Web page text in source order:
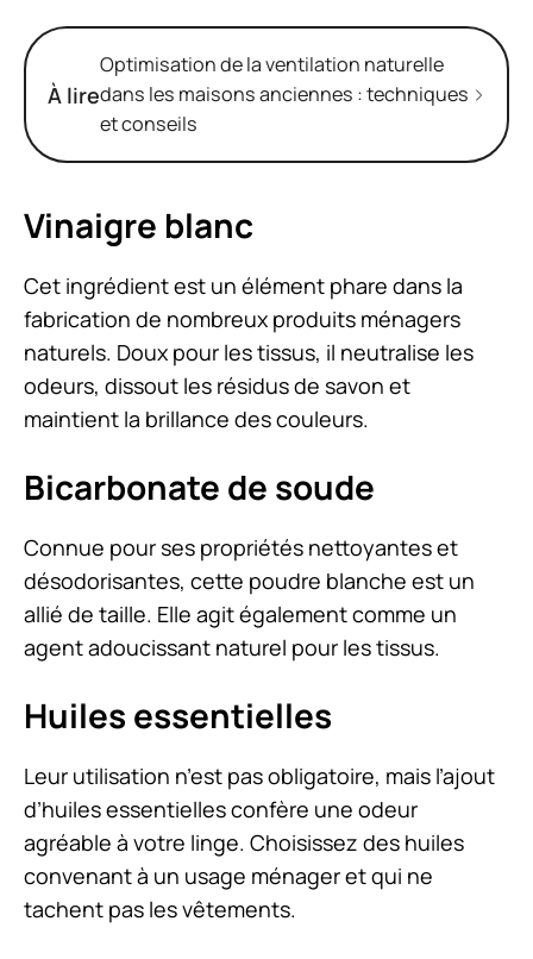
À lire
Optimisation de la ventilation naturelle
dans les maisons anciennes : techniques
et conseils
Vinaigre blanc
Cet ingrédient est un élément phare dans la
fabrication de nombreux produits ménagers
naturels. Doux pour les tissus, il neutralise les
odeurs, dissout les résidus de savon et
maintient la brillance des couleurs.
Bicarbonate de soude
Connue pour ses propriétés nettoyantes et
désodorisantes, cette poudre blanche est un
allié de taille. Elle agit également comme un
agent adoucissant naturel pour les tissus.
Huiles essentielles
Leur utilisation n’est pas obligatoire, mais l’ajout
d’huiles essentielles confère une odeur
agréable à votre linge. Choisissez des huiles
convenant à un usage ménager et qui ne
tachent pas les vêtements.